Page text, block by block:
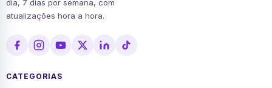
dia, 7 dias por semana, com
atualizações hora a hora.
CATEGORIAS